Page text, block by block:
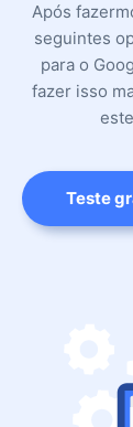
Após
seguintes
para o
fazer isso
Teste